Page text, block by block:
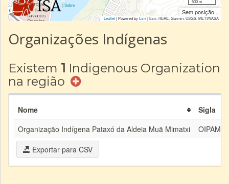
|Sobre
500 m
Sem posição...
Leaflet| Powered byEsri|Esri, HERE, Garmin, USGS, METI/NASA
Organizações Indígenas
Existem 1 Indigenous Organization
na região
Nome
Sigla
Organização Indígena Pataxó da Aldeia Muã Mimatxi
OIPAMMI
Exportar para CSV